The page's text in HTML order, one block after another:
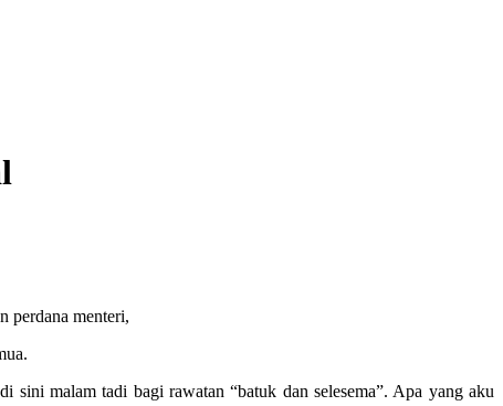
malam tadi bagi rawatan “batuk dan selesema”. Apa yang aku